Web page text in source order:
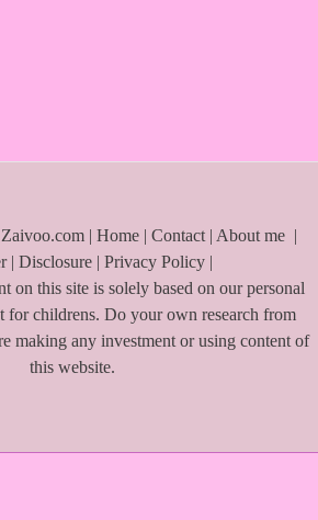
| Home| Contact| About me |
| Disclosure | Privacy Policy |
on this site is solely based on our personal
for childrens. Do your own research from
making any investment or using content of
this website.